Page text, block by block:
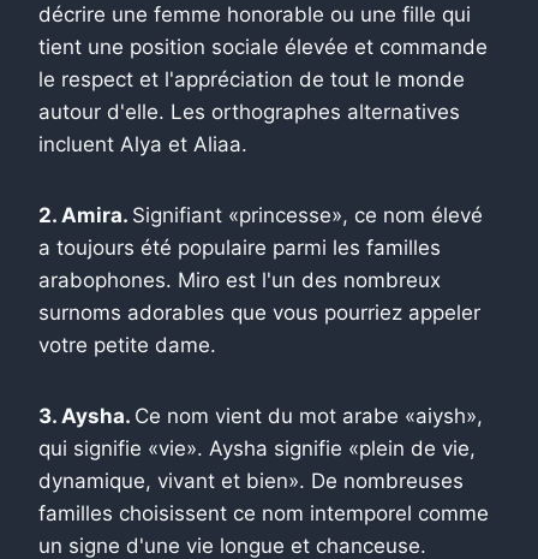
décrire une femme honorable ou une fille qui
tient une position sociale élevée et commande
le respect et l'appréciation de tout le monde
autour d'elle. Les orthographes alternatives
incluent Alya et Aliaa.
2. Amira. Signifiant «princesse», ce nom élevé
a toujours été populaire parmi les familles
arabophones. Miro est l'un des nombreux
surnoms adorables que vous pourriez appeler
votre petite dame.
3. Aysha. Ce nom vient du mot arabe «aiysh»,
qui signifie «vie». Aysha signifie «plein de vie,
dynamique, vivant et bien». De nombreuses
familles choisissent ce nom intemporel comme
un signe d'une vie longue et chanceuse.